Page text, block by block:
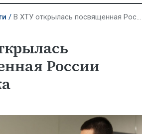
В ХТУ открылась посвященная России выставка
России